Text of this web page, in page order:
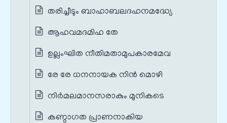
തരിച്ചീടും ബാഹാബലദഹനമദ്ധ്യേ
ആഹവമദമിഹ തേ
ഉല്ലംഘിത നീതിമതാമുപകാരമേവ
രേ രേ ധനനായക നിൻ മൊഴി
നിർമലമാനസരാകും മുനികടെ
കണ്ഠാഗത പ്രാണനാകിയ